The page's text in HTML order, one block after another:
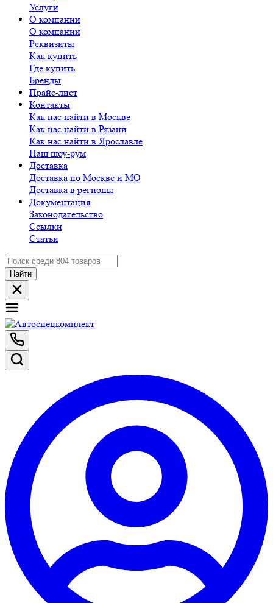
Услуги
О компании
О компании
Реквизиты
Как купить
Где купить
Бренды
Прайс-лист
Контакты
Как нас найти в Москве
Как нас найти в Рязани
Как нас найти в Ярославле
Наш шоу-рум
Доставка
Доставка по Москве и МО
Доставка в регионы
Документация
Законодательство
Ссылки
Статьи
Найти